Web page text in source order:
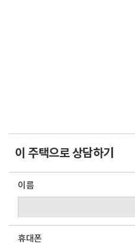
이 주택으로 상담하기
이름
휴대폰